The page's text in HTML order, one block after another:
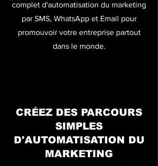
complet d'automatisation du marketing
par SMS, WhatsApp et Email pour
promouvoir votre entreprise partout
dans le monde.
CRÉEZ DES PARCOURS
SIMPLES
D'AUTOMATISATION DU
MARKETING